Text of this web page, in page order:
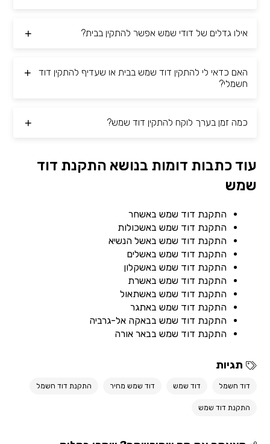
אילו גדלים של דודי שמש אפשר להתקין בבית?
האם כדאי לי להתקין דוד שמש בבית או שעדיף להתקין דוד
חשמלי?
כמה זמן בערך לוקח להתקין דוד שמש?
עוד כתבות דומות בנושא התקנת דוד
שמש
התקנת דוד שמש באשחר
התקנת דוד שמש באשכולות
התקנת דוד שמש באשל הנשיא
התקנת דוד שמש באשלים
התקנת דוד שמש באשקלון
התקנת דוד שמש באשרת
התקנת דוד שמש באשתאול
התקנת דוד שמש באתגר
התקנת דוד שמש בבאקה אל-גרביה
התקנת דוד שמש בבאר אורה
תגיות
דוד חשמל דוד שמש דוד שמש מחיר התקנת דוד חשמל
התקנת דוד שמש